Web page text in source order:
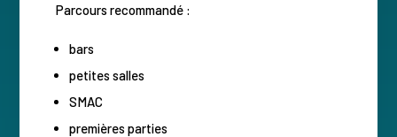
Parcours recommandé :
bars
petites salles
SMAC
premières parties